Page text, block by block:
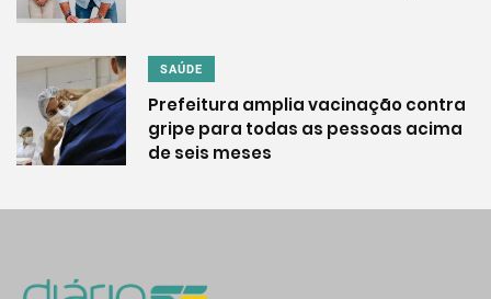
SAÚDE
Prefeitura amplia vacinação contra
gripe para todas as pessoas acima
de seis meses